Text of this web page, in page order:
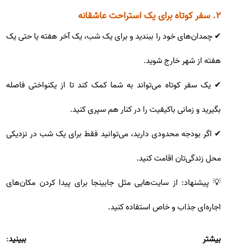
۲. سفر کوتاه برای یک استراحت عاشقانه
✔ چمدان‌های خود را ببندید و برای یک شب، یک آخر هفته یا حتی یک
هفته از شهر خارج شوید.
✔ یک سفر کوتاه می‌تواند به شما کمک کند تا از یکنواختی فاصله
بگیرید و زمانی باکیفیت را در کنار هم سپری کنید.
✔ اگر بودجه محدودی دارید، می‌توانید فقط برای یک شب در نزدیکی
محل زندگی‌تان اقامت کنید.
💡 پیشنهاد: از سایت‌هایی مثل جابینجا برای پیدا کردن مکان‌های
اجاره‌ای جذاب و خاص استفاده کنید.
بیشتر ببینید: